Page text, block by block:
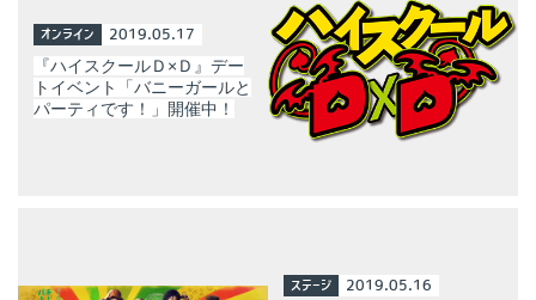
オンライン 2019.05.17
『ハイスクールＤ×Ｄ』デー
トイベント「バニーガールと
パーティです！」開催中！
ステージ 2019.05.16